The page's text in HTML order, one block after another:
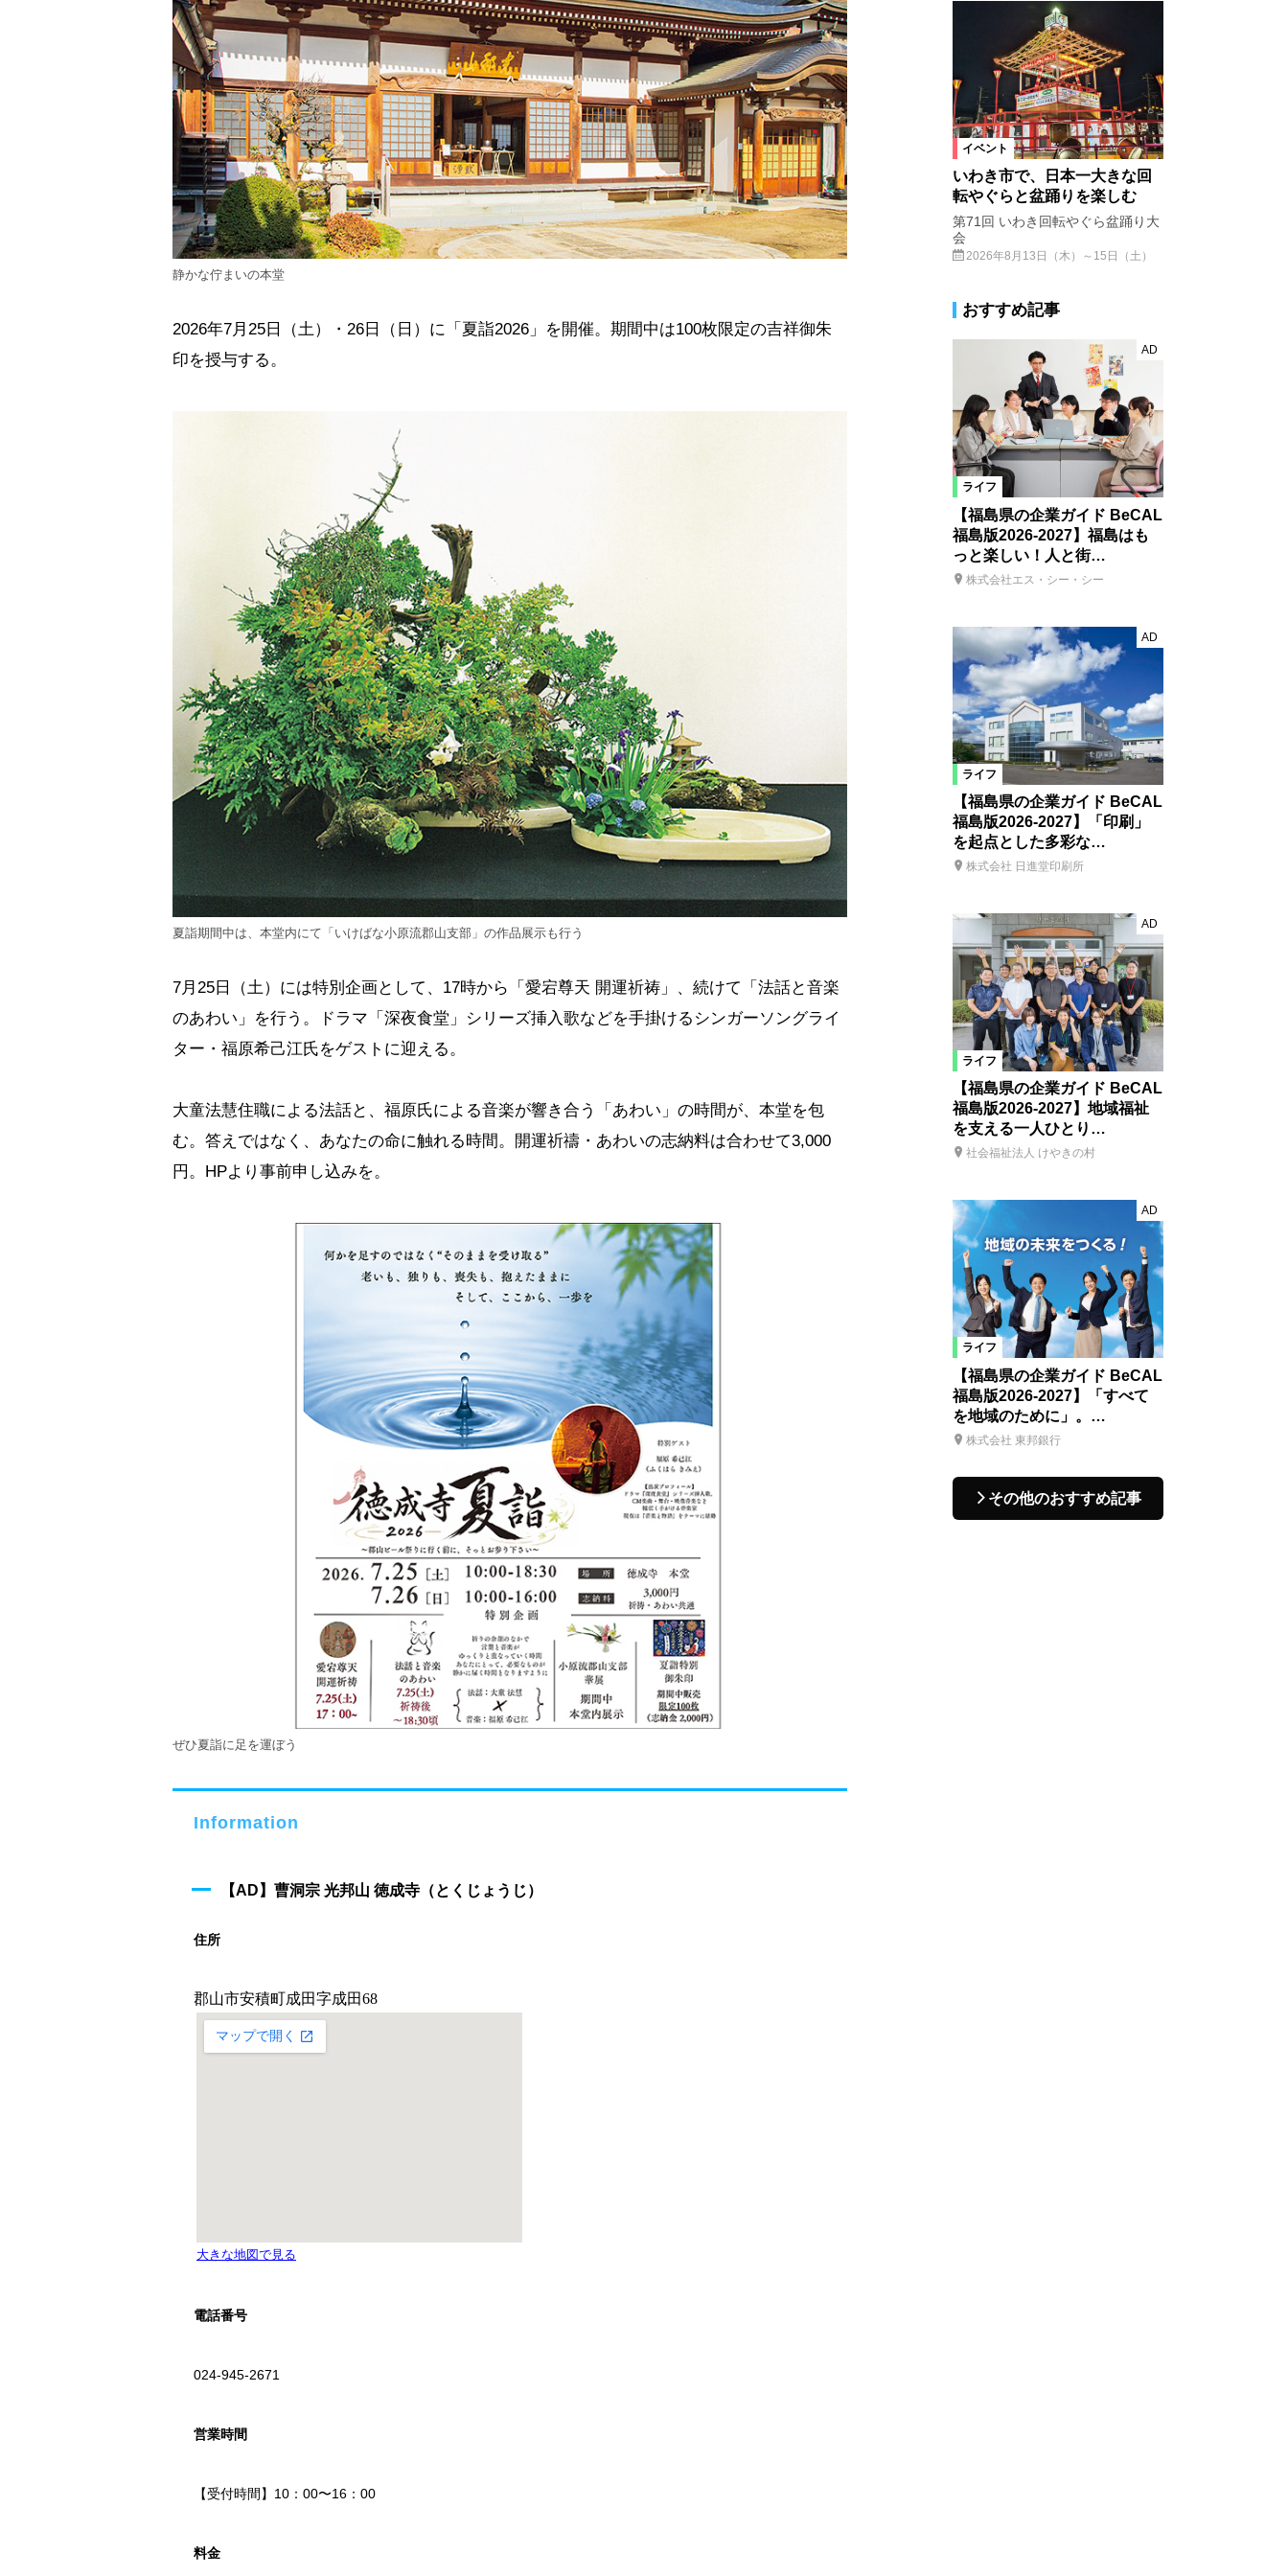
静かな佇まいの本堂
2026年7月25日（土）・26日（日）に「夏詣2026」を開催。期間中は100枚限定の吉祥御朱
印を授与する。
夏詣期間中は、本堂内にて「いけばな小原流郡山支部」の作品展示も行う
7月25日（土）には特別企画として、17時から「愛宕尊天 開運祈祷」、続けて「法話と音楽
のあわい」を行う。ドラマ「深夜食堂」シリーズ挿入歌などを手掛けるシンガーソングライ
ター・福原希己江氏をゲストに迎える。
大童法慧住職による法話と、福原氏による音楽が響き合う「あわい」の時間が、本堂を包
む。答えではなく、あなたの命に触れる時間。開運祈禱・あわいの志納料は合わせて3,000
円。HPより事前申し込みを。
ぜひ夏詣に足を運ぼう
Information
【AD】曹洞宗 光邦山 徳成寺（とくじょうじ）
住所
電話番号
024-945-2671
営業時間
【受付時間】10：00〜16：00
料金
イベント
いわき市で、日本一大きな回
転やぐらと盆踊りを楽しむ
第71回 いわき回転やぐら盆踊り大
会
2026年8月13日（木）～15日（土）
おすすめ記事
ライフ
AD
【福島県の企業ガイド BeCAL
福島版2026-2027】福島はも
っと楽しい！人と街…
株式会社エス・シー・シー
ライフ
AD
【福島県の企業ガイド BeCAL
福島版2026-2027】「印刷」
を起点とした多彩な…
株式会社 日進堂印刷所
ライフ
AD
【福島県の企業ガイド BeCAL
福島版2026-2027】地域福祉
を支える一人ひとり…
社会福祉法人 けやきの村
ライフ
AD
【福島県の企業ガイド BeCAL
福島版2026-2027】「すべて
を地域のために」。…
株式会社 東邦銀行
その他のおすすめ記事